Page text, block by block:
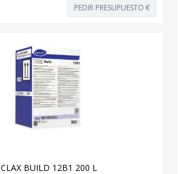
PEDIR PRESUPUESTO €
CLAX BUILD 12B1 200 L